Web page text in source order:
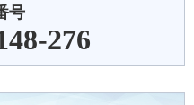
号
276